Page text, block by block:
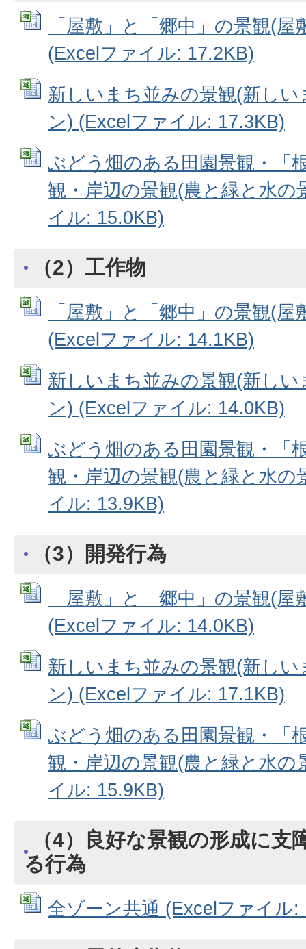
「屋敷」と「郷中」の景観(
(Excelファイル: 17.2KB)
新しいまち並みの景観(新し
ン) (Excelファイル: 17.3KB)
ぶどう畑のある田園景観・「
観・岸辺の景観(農と緑と水の
イル: 15.0KB)
（2）工作物
「屋敷」と「郷中」の景観(
(Excelファイル: 14.1KB)
新しいまち並みの景観(新し
ン) (Excelファイル: 14.0KB)
ぶどう畑のある田園景観・「
観・岸辺の景観(農と緑と水の
イル: 13.9KB)
（3）開発行為
「屋敷」と「郷中」の景観(
(Excelファイル: 14.0KB)
新しいまち並みの景観(新し
ン) (Excelファイル: 17.1KB)
ぶどう畑のある田園景観・「
観・岸辺の景観(農と緑と水の
イル: 15.9KB)
（4）良好な景観の形成に
る行為
全ゾーン共通 (Excelファイル: